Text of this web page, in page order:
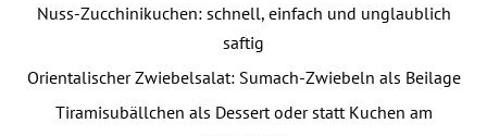
Nuss-Zucchinikuchen: schnell, einfach und unglaublich
saftig
Orientalischer Zwiebelsalat: Sumach-Zwiebeln als Beilage
Tiramisubällchen als Dessert oder statt Kuchen am